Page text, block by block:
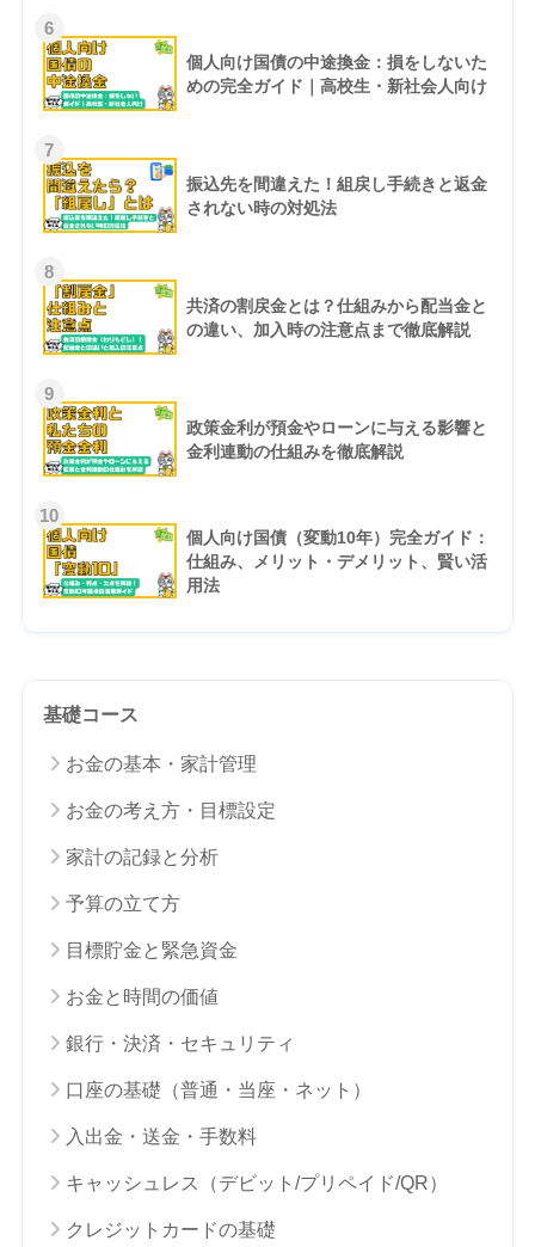
6
個人向け国債の中途換金：損をしないた
めの完全ガイド｜高校生・新社会人向け
7
振込先を間違えた！組戻し手続きと返金
されない時の対処法
8
共済の割戻金とは？仕組みから配当金と
の違い、加入時の注意点まで徹底解説
9
政策金利が預金やローンに与える影響と
金利連動の仕組みを徹底解説
10
個人向け国債（変動10年）完全ガイド：
仕組み、メリット・デメリット、賢い活
用法
基礎コース
お金の基本・家計管理
お金の考え方・目標設定
家計の記録と分析
予算の立て方
目標貯金と緊急資金
お金と時間の価値
銀行・決済・セキュリティ
口座の基礎（普通・当座・ネット）
入出金・送金・手数料
キャッシュレス（デビット/プリペイド/QR）
クレジットカードの基礎